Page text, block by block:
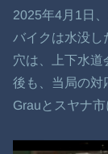
2025年4月1日
バイクは水没し
穴は、上下水
後も、当局の対
Grauとスヤナ